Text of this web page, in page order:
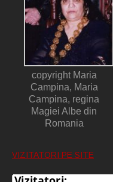
copyright Maria
Campina, Maria
Campina, regina
Magiei Albe din
Romania
VIZITATORI PE SITE